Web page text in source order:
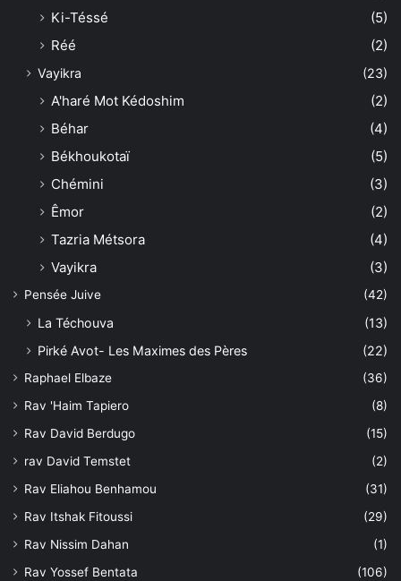
Ki-Téssé
(5)
Réé
(2)
Vayikra (23)
A'haré Mot Kédoshim
(2)
Béhar
(4)
Békhoukotaï
(5)
Chémini
(3)
Êmor
(2)
Tazria Métsora
(4)
Vayikra
(3)
Pensée Juive (42)
La Téchouva
(13)
Pirké Avot- Les Maximes des Pères
(22)
Raphael Elbaze
(36)
Rav 'Haim Tapiero
(8)
Rav David Berdugo
(15)
rav David Temstet
(2)
Rav Eliahou Benhamou
(31)
Rav Itshak Fitoussi
(29)
Rav Nissim Dahan
(1)
Rav Yossef Bentata
(106)